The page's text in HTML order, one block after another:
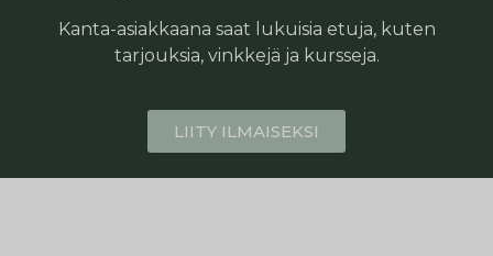
Kanta-asiakkaana saat lukuisia etuja, kuten
tarjouksia, vinkkejä ja kursseja.
LIITY ILMAISEKSI